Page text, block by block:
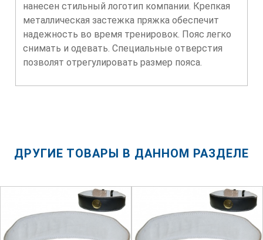
нанесен стильный логотип компании. Крепкая
металлическая застежка пряжка обеспечит
надежность во время тренировок. Пояс легко
снимать и одевать. Специальные отверстия
позволят отрегулировать размер пояса.
ДРУГИЕ ТОВАРЫ В ДАННОМ РАЗДЕЛЕ